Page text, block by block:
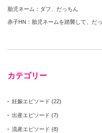
胎児ネーム：ダフ、だっちん
赤子HN：胎児ネームを踏襲して、だ
カテゴリー
妊娠エピソード (22)
出産エピソード (7)
流産エピソード (8)